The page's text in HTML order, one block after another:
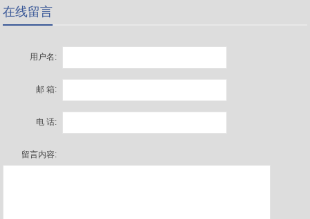
在线留言
用户名:
邮 箱:
电 话:
留言内容: